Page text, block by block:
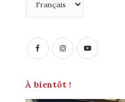
une
À bientôt !